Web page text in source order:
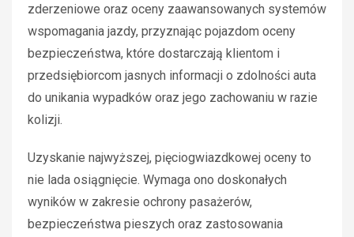
zderzeniowe oraz oceny zaawansowanych systemów
wspomagania jazdy, przyznając pojazdom oceny
bezpieczeństwa, które dostarczają klientom i
przedsiębiorcom jasnych informacji o zdolności auta
do unikania wypadków oraz jego zachowaniu w razie
kolizji.
Uzyskanie najwyższej, pięciogwiazdkowej oceny to
nie lada osiągnięcie. Wymaga ono doskonałych
wyników w zakresie ochrony pasażerów,
bezpieczeństwa pieszych oraz zastosowania